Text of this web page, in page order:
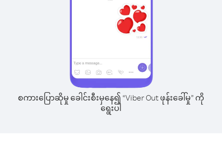
စကားပြောဆိုမှု ခေါင်းစီးမှနေ၍ “Viber Out ဖုန်းခေါ်မှု” ကို
ရွေးပါ